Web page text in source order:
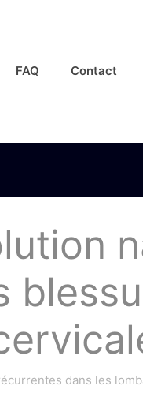
FAQ Contact
dans les